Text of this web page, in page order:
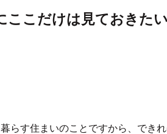
こだけは見ておきたい
らす住まいのことですから、でき